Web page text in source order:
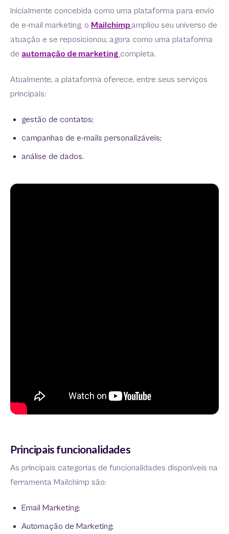
Inicialmente concebida como uma plataforma para envio
de e-mail marketing, o Mailchimp ampliou seu universo de
atuação e se reposicionou, agora como uma plataforma
de automação de marketing completa.
Atualmente, a plataforma oferece, entre seus serviços
principais:
gestão de contatos;
campanhas de e-mails personalizáveis;
análise de dados.
Principais funcionalidades
As principais categorias de funcionalidades disponíveis na
ferramenta Mailchimp são:
Email Marketing;
Automação de Marketing;